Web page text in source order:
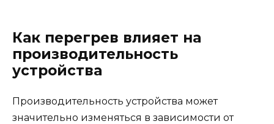
Как перегрев влияет на
производительность
устройства
Производительность устройства может
значительно изменяться в зависимости от